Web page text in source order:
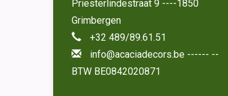
Priesterlindestraat 9 ----1850
Grimbergen
+32 489/89.61.51
info@acaciadecors.be ------ --
BTW BE0842020871